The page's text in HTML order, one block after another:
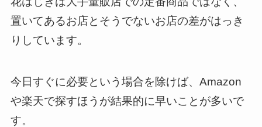
置いてあるお店とそうでないお店の差がはっき
りしています。
今日すぐに必要という場合を除けば、Amazon
や楽天で探すほうが結果的に早いことが多いで
す。